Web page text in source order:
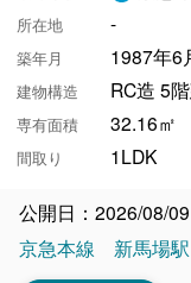
所在地 -
築年月 1987年6
建物構造 RC造 5
専有面積 32.16㎡
間取り 1LDK
公開日：2026/08/09
京急本線
新馬場駅